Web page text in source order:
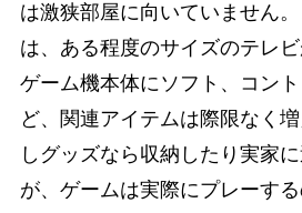
は激狭部屋に向いていません
は、ある程度のサイズのテレビ
ゲーム機本体にソフト、コン
ど、関連アイテムは際限なく
しグッズなら収納したり実家
が、ゲームは実際にプレーす